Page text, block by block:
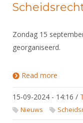
Zondag 15
georganiseerd.
Read more
15-09-2024 - 14:16 /
Nieuws